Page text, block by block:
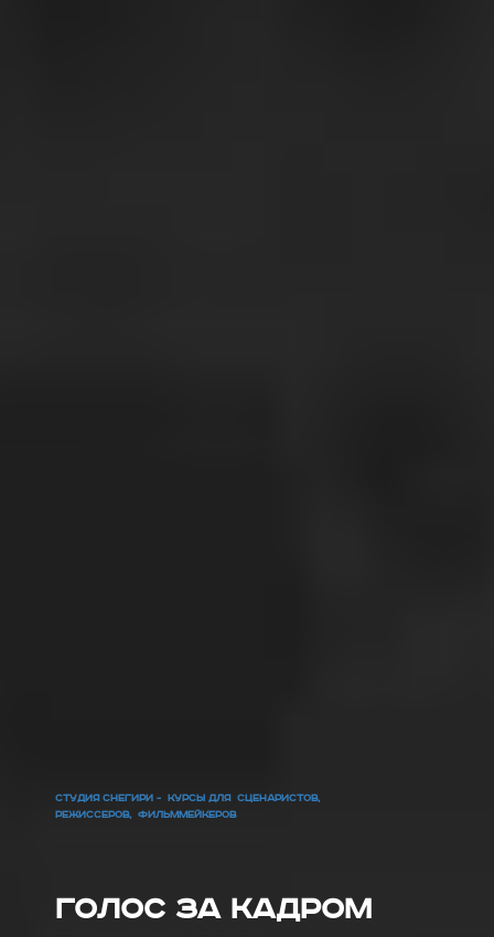
СТУДИЯ СНЕГИРИ - КУРСЫ ДЛЯ СЦЕНАРИСТОВ,
РЕЖИССЕРОВ, ФИЛЬММЕЙКЕРОВ
Голос за кадром